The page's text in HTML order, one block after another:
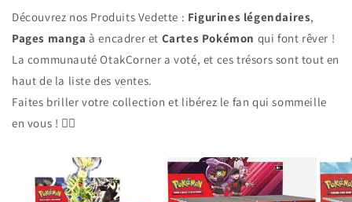
Découvrez nos Produits Vedette : Figurines légendaires,
Pages manga à encadrer et Cartes Pokémon qui font rêver !
La communauté OtakCorner a voté, et ces trésors sont tout en
haut de la liste des ventes.
Faites briller votre collection et libérez le fan qui sommeille
en vous ! ❤️‍🔥